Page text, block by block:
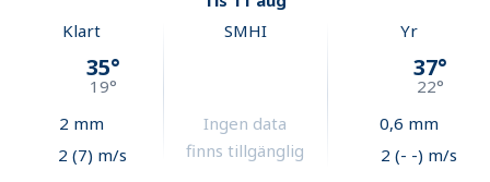
Klart
35°
19°
2 mm
2 (7) m/s
SMHI
Ingen data
finns tillgänglig
Yr
37°
22°
0,6 mm
2 (- -) m/s